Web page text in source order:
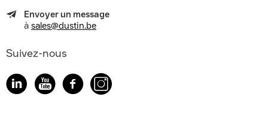
Envoyer un message
à sales@dustin.be
Suivez-nous